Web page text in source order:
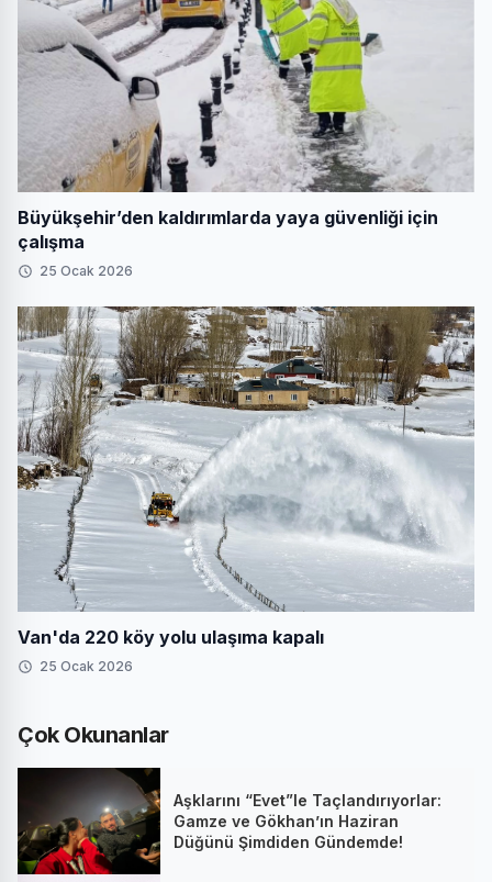
Büyükşehir’den kaldırımlarda yaya güvenliği için
çalışma
25 Ocak 2026
Van'da 220 köy yolu ulaşıma kapalı
25 Ocak 2026
Çok Okunanlar
Aşklarını “Evet”le Taçlandırıyorlar:
Gamze ve Gökhan’ın Haziran
Düğünü Şimdiden Gündemde!